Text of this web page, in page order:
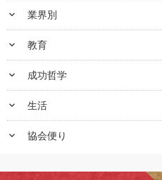
keyboard_arrow_down 業界別
keyboard_arrow_down 教育
keyboard_arrow_down 成功哲学
keyboard_arrow_down 生活
keyboard_arrow_down 協会便り